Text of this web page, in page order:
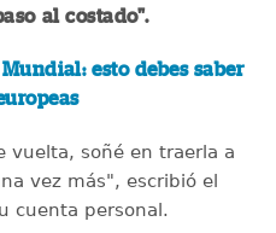
al costado".
esto debes saber
vuelta, soñé en traerla a
vez más", escribió el
cuenta personal.